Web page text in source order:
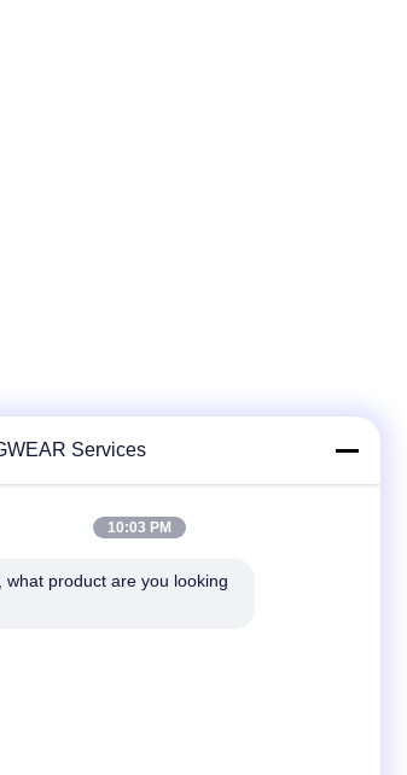
Services
10:03 PM
what product are you looking